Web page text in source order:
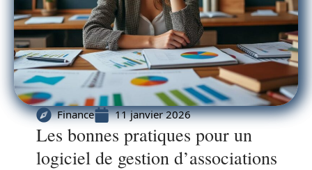
Finance 11 janvier 2026
Les bonnes pratiques pour un
logiciel de gestion d’associations